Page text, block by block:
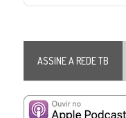
Podcast
ASSINE A REDE TB